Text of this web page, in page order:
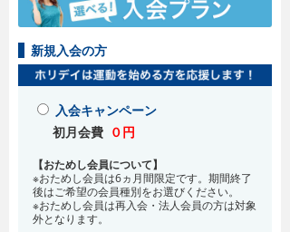
新規入会の方
入会キャンペーン
初月会費 ０円
【おためし会員について】
※おためし会員は6ヵ月間限定です。期間終了
後はご希望の会員種別をお選びください。
※おためし会員は再入会・法人会員の方は対象
外となります。